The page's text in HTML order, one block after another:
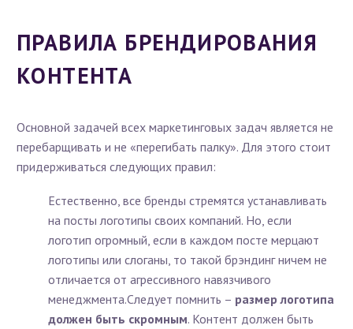
ПРАВИЛА БРЕНДИРОВАНИЯ
КОНТЕНТА
Основной задачей всех маркетинговых задач является не
перебарщивать и не «перегибать палку». Для этого стоит
придерживаться следующих правил:
Естественно, все бренды стремятся устанавливать
на посты логотипы своих компаний. Но, если
логотип огромный, если в каждом посте мерцают
логотипы или слоганы, то такой брэндинг ничем не
отличается от агрессивного навязчивого
менеджмента.Следует помнить – размер логотипа
должен быть скромным. Контент должен быть